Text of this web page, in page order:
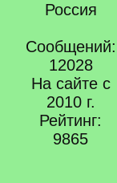
Россия
Сообщений:
12028
На сайте с
2010 г.
Рейтинг:
9865